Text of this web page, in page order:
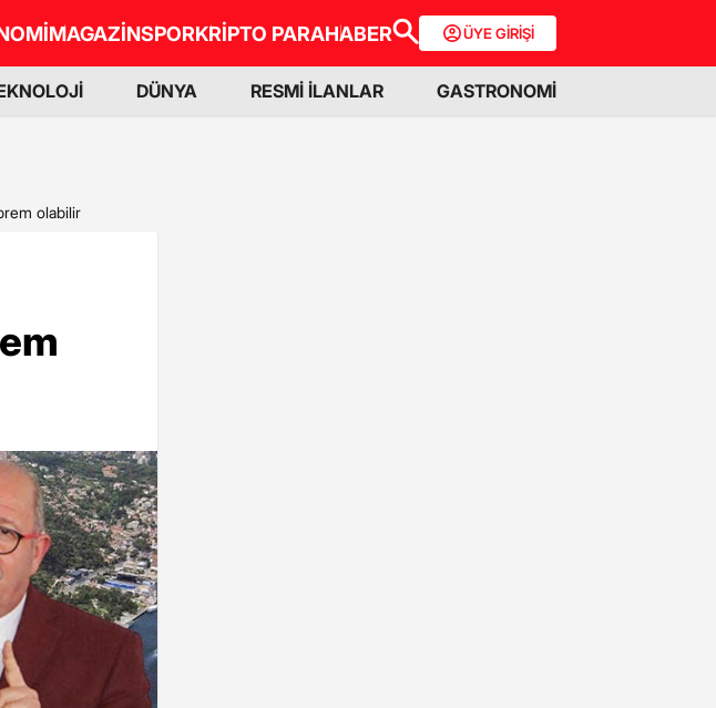
MAGAZİNSPORKRİPTO PARAHABER ÜYE GİRİŞİ
DÜNYA RESMİ İLANLAR GASTRONOMİ
olabilir